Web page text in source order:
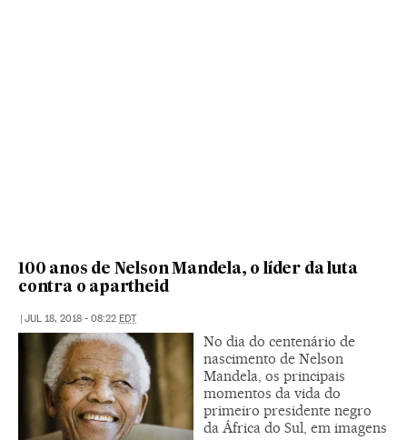
100 anos de Nelson Mandela, o líder da luta
contra o apartheid
JUL 18, 2018 - 08:22 EDT
No dia do centenário de
nascimento de Nelson
Mandela, os principais
momentos da vida do
primeiro presidente negro
da África do Sul, em imagens